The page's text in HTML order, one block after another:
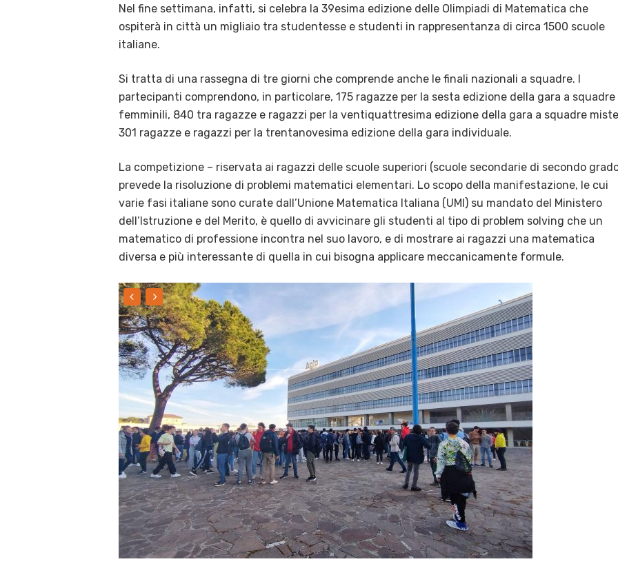
Nel fine settimana, infatti, si celebra la 39esima edizione delle Olimpiadi di Matematica che
ospiterà in città un migliaio tra studentesse e studenti in rappresentanza di circa 1500 scuole
italiane.
Si tratta di una rassegna di tre giorni che comprende anche le finali nazionali a squadre. I
partecipanti comprendono, in particolare, 175 ragazze per la sesta edizione della gara a squadre
femminili, 840 tra ragazze e ragazzi per la ventiquattresima edizione della gara a squadre
301 ragazze e ragazzi per la trentanovesima edizione della gara individuale.
La competizione – riservata ai ragazzi delle scuole superiori (scuole secondarie di secondo
prevede la risoluzione di problemi matematici elementari. Lo scopo della manifestazione, le cui
varie fasi italiane sono curate dall’Unione Matematica Italiana (UMI) su mandato del Ministero
dell’Istruzione e del Merito, è quello di avvicinare gli studenti al tipo di problem solving che un
matematico di professione incontra nel suo lavoro, e di mostrare ai ragazzi una matematica
diversa e più interessante di quella in cui bisogna applicare meccanicamente formule.